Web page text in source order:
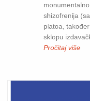
shizofrenija
platoa,
sklopu
Pročitaj više